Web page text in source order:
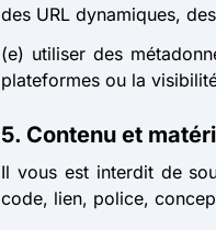
des URL dynamiques,
(e) utiliser des
plateformes ou la
5. Contenu et
Il vous est interdit de
code, lien, police,